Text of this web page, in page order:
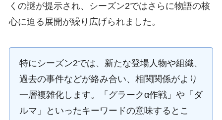
くの謎が提示され、シーズン2ではさらに物語の核
心に迫る展開が繰り広げられました。
特にシーズン2では、新たな登場人物や組織、
過去の事件などが絡み合い、相関関係がより
一層複雑化します。「グラークα作戦」や「ダ
ルマ」といったキーワードの意味するとこ